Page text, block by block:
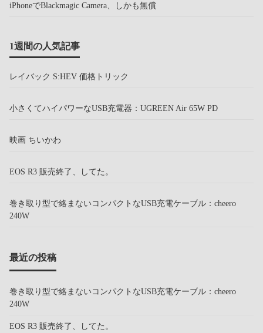
iPhoneでBlackmagic Camera、しかも無償
1週間の人気記事
レイバック S:HEV 価格トリック
小さくてハイパワーなUSB充電器：UGREEN Air 65W PD
映画 ちいかわ
EOS R3 販売終了、してた。
巻き取り型で絡まないコンパクトなUSB充電ケーブル：cheero
240W
最近の投稿
巻き取り型で絡まないコンパクトなUSB充電ケーブル：cheero
240W
EOS R3 販売終了、してた。